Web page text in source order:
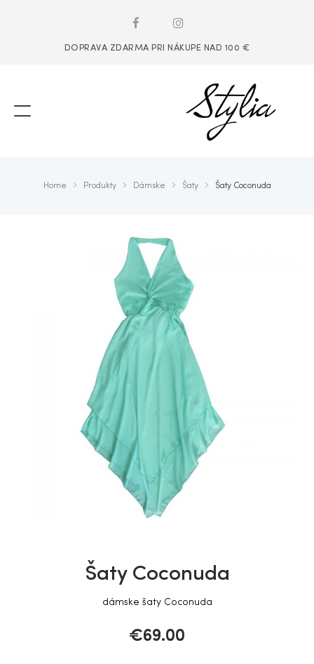
DOPRAVA ZDARMA PRI NÁKUPE NAD 100 €
Home Produkty Dámske Šaty Šaty Coconuda
Šaty Coconuda
dámske šaty Coconuda
€69.00